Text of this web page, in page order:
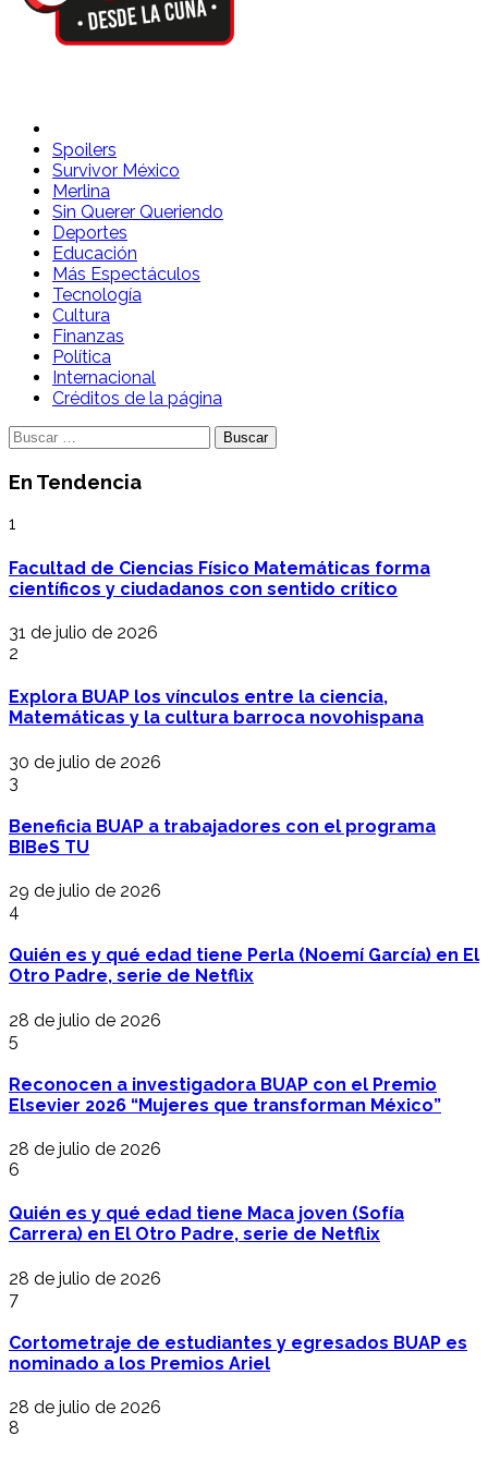
Spoilers Desde la Cuna
Sitio con información sobre series, película, reality shows y
telenovelas
Spoilers
Survivor México
Merlina
Sin Querer Queriendo
Deportes
Educación
Más Espectáculos
Tecnología
Cultura
Finanzas
Política
Internacional
Créditos de la página
Buscar:
En Tendencia
1
Facultad de Ciencias Físico Matemáticas forma
científicos y ciudadanos con sentido crítico
31 de julio de 2026
2
Explora BUAP los vínculos entre la ciencia,
Matemáticas y la cultura barroca novohispana
30 de julio de 2026
3
Beneficia BUAP a trabajadores con el programa
BIBeS TU
29 de julio de 2026
4
Quién es y qué edad tiene Perla (Noemí García) en El
Otro Padre, serie de Netflix
28 de julio de 2026
5
Reconocen a investigadora BUAP con el Premio
Elsevier 2026 “Mujeres que transforman México”
28 de julio de 2026
6
Quién es y qué edad tiene Maca joven (Sofía
Carrera) en El Otro Padre, serie de Netflix
28 de julio de 2026
7
Cortometraje de estudiantes y egresados BUAP es
nominado a los Premios Ariel
28 de julio de 2026
8